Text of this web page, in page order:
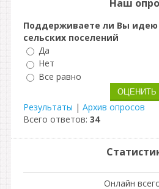
Наш
Поддерживаете ли Вы идею
сельских поселений
Да
Нет
Все равно
Результаты | Архив опросов
Всего ответов: 34
Онлайн